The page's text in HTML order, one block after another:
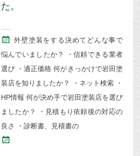
た。
外壁塗装をする決めてどんな事で
悩んでいましたか？ ・信頼できる業者
選び ・適正価格 何がきっかけで岩田塗
装店を知りましたか？ ・ネット検索 ・
HP情報 何が決め手で岩田塗装店を選び
ましたか？ ・見積もり依頼後の対応の
良さ ・診断書、見積書の